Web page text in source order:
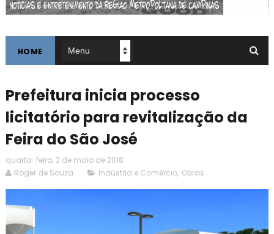
HOME
Prefeitura inicia processo
licitatório para revitalização da
Feira do São José
quarta-feira, 2 de maio de 2018
Roger de Souza
Indústria e Comércio, Obras